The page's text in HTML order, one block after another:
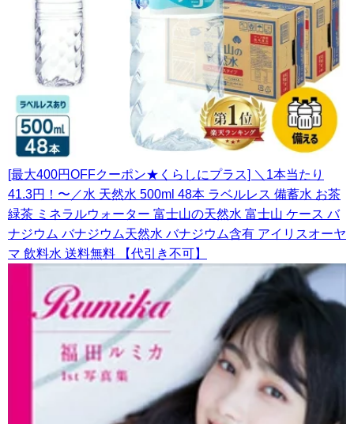
[最大400円OFFクーポン★くらしにプラス] ＼1本当たり
41.3円！〜／水 天然水 500ml 48本 ラベルレス 備蓄水 お茶
緑茶 ミネラルウォーター 富士山の天然水 富士山 ケース バ
ナジウム バナジウム天然水 バナジウム含有 アイリスオーヤ
マ 飲料水 送料無料 【代引き不可】